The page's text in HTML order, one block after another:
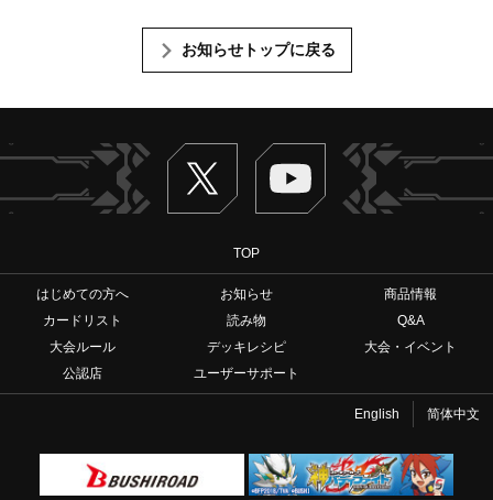
お知らせトップに戻る
Twitter ヴァンガードch
TOP
はじめての方へ お知らせ
商品情報
カードリスト
読み物
Q&A
大会ルール
デッキレシピ
大会・イベント
公認店
ユーザーサポート
English 简体中文